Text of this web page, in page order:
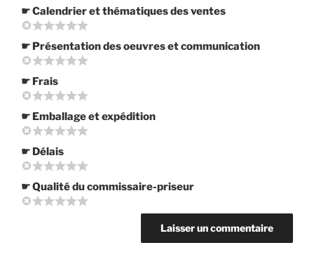
☛ Calendrier et thématiques des ventes
☛ Présentation des oeuvres et communication
☛ Frais
☛ Emballage et expédition
☛ Délais
☛ Qualité du commissaire-priseur